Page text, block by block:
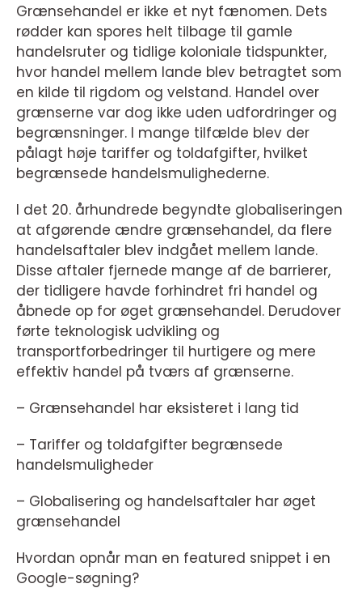
Grænsehandel er ikke et nyt fænomen. Dets
rødder kan spores helt tilbage til gamle
handelsruter og tidlige koloniale tidspunkter,
hvor handel mellem lande blev betragtet som
en kilde til rigdom og velstand. Handel over
grænserne var dog ikke uden udfordringer og
begrænsninger. I mange tilfælde blev der
pålagt høje tariffer og toldafgifter, hvilket
begrænsede handelsmulighederne.
I det 20. århundrede begyndte globaliseringen
at afgørende ændre grænsehandel, da flere
handelsaftaler blev indgået mellem lande.
Disse aftaler fjernede mange af de barrierer,
der tidligere havde forhindret fri handel og
åbnede op for øget grænsehandel. Derudover
førte teknologisk udvikling og
transportforbedringer til hurtigere og mere
effektiv handel på tværs af grænserne.
– Grænsehandel har eksisteret i lang tid
– Tariffer og toldafgifter begrænsede
handelsmuligheder
– Globalisering og handelsaftaler har øget
grænsehandel
Hvordan opnår man en featured snippet i en
Google-søgning?